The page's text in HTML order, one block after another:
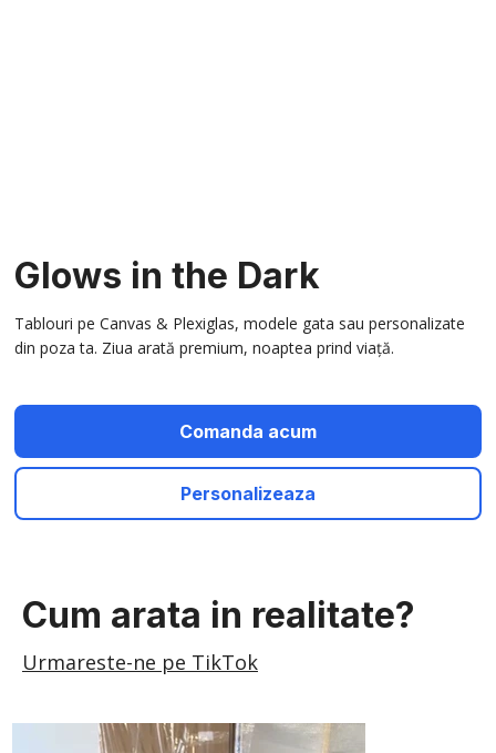
Glows in the Dark
Tablouri pe Canvas & Plexiglas, modele gata sau personalizate
din poza ta. Ziua arată premium, noaptea prind viață.
Comanda acum
Personalizeaza
Cum arata in realitate?
Urmareste-ne pe TikTok